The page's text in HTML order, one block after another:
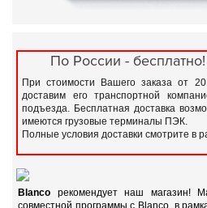
По России - бесплатно!
При стоимости Вашего заказа от
доставим его транспортной
подъезда. Бесплатная доставка
имеются грузовые терминалы ПЭК.
Полные условия доставки смотрите в
Blanco рекомендует наш магазин!
совместной программы с Blanco, в